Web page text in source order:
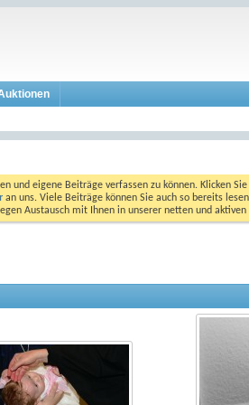
und eigene Beiträge verfassen zu können. Klicken
an uns. Viele Beiträge können Sie auch so bereits
Austausch mit Ihnen in unserer netten und